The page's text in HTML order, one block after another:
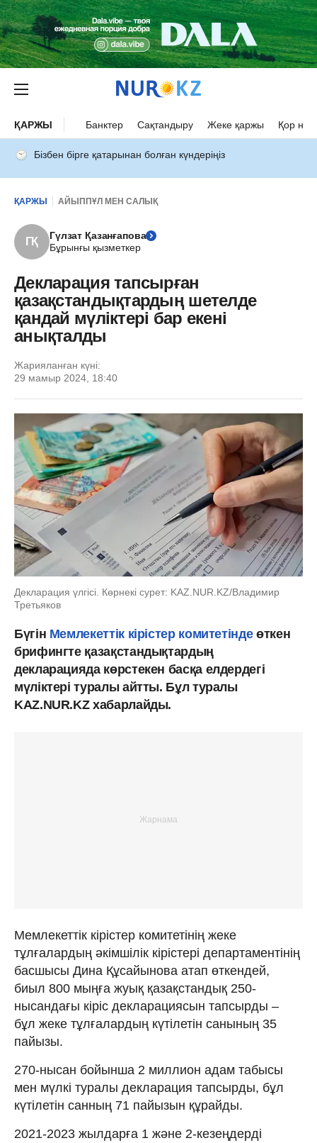
ҚАРЖЫ Банктер Сақтандыру Жеке қаржы Қор
Бізбен бірге қатарынан болған күндеріңіз
ҚАРЖЫ АЙЫППҰЛ МЕН САЛЫҚ
ГҚ
Гүлзат Қазанғапова
Бұрынғы қызметкер
Декларация тапсырған
қазақстандықтардың шетелде
қандай мүліктері бар екені
анықталды
Жарияланған күні:
29 мамыр 2024, 18:40
Декларация үлгісі. Көрнекі сурет: KAZ.NUR.KZ/Владимир
Третьяков
Бүгін Мемлекеттік кірістер комитетіндеөткен
брифингте қазақстандықтардың
декларацияда көрстекен басқа елдердегі
мүліктері туралы айтты. Бұл туралы
KAZ.NUR.KZ хабарлайды.
Мемлекеттік кірістер комитетінің жеке
тұлғалардың әкімшілік кірістері департаментінің
басшысы Дина Құсайынова атап өткендей,
биыл 800 мыңға жуық қазақстандық 250-
нысандағы кіріс декларациясын тапсырды –
бұл жеке тұлғалардың күтілетін санының 35
пайызы.
270-нысан бойынша 2 миллион адам табысы
мен мүлкі туралы декларация тапсырды, бұл
күтілетін санның 71 пайызын құрайды.
2021-2023 жылдарға 1 және 2-кезеңдерді